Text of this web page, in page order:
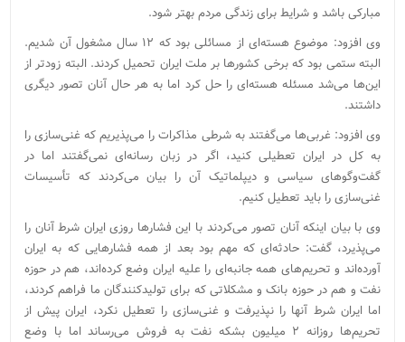
مبارکی باشد و شرایط برای زندگی مردم بهتر شود.
وی افزود: موضوع هسته‌ای از مسائلی بود که ۱۲ سال مشغول آن شدیم.
البته ستمی بود که برخی کشورها بر ملت ایران تحمیل کردند. البته زودتر از
این‌ها می‌شد مسئله هسته‌ای را حل کرد اما به هر حال آنان تصور دیگری
داشتند.
وی افزود: غربی‌ها می‌گفتند به شرطی مذاکرات را می‌پذیریم که غنی‌سازی را
به کل در ایران تعطیلی کنید، اگر در زبان رسانه‌ای نمی‌گفتند اما در
گفت‌وگوهای سیاسی و دیپلماتیک آن را بیان می‌کردند که تأسیسات
غنی‌سازی را باید تعطیل کنیم.
وی با بیان اینکه آنان تصور می‌کردند با این فشارها روزی ایران شرط آنان را
می‌پذیرد، گفت:‌ حادثه‌ای که مهم بود بعد از همه فشارهایی که به ایران
آورده‌اند و تحریم‌های همه جانبه‌ای را علیه ایران وضع کرده‌اند، هم در حوزه
نفت و هم در حوزه بانک و مشکلاتی که برای تولیدکنندگان ما فراهم کردند،‌
اما ایران شرط آنها را نپذیرفت و غنی‌سازی را تعطیل نکرد، ایران پیش از
تحریم‌ها روزانه ۲ میلیون بشکه نفت به فروش می‌رساند اما با وضع